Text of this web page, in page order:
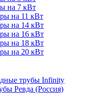
на 7 кВт
на 11 кВт
на 14 кВт
на 16 кВт
на 18 кВт
на 20 кВт
трубы Infinity
Ревда (Россия)